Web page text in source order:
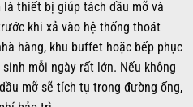
là thiết bị giúp tách dầu mỡ và
khi xả vào hệ thống thoát
hàng, khu buffet hoặc bếp phục
mỗi ngày rất lớn. Nếu không
mỡ sẽ tích tụ trong đường ống,